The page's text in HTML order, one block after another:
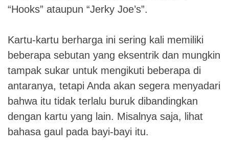
“Hooks” ataupun “Jerky Joe’s”.
Kartu-kartu berharga ini sering kali memiliki
beberapa sebutan yang eksentrik dan mungkin
tampak sukar untuk mengikuti beberapa di
antaranya, tetapi Anda akan segera menyadari
bahwa itu tidak terlalu buruk dibandingkan
dengan kartu yang lain. Misalnya saja, lihat
bahasa gaul pada bayi-bayi itu.